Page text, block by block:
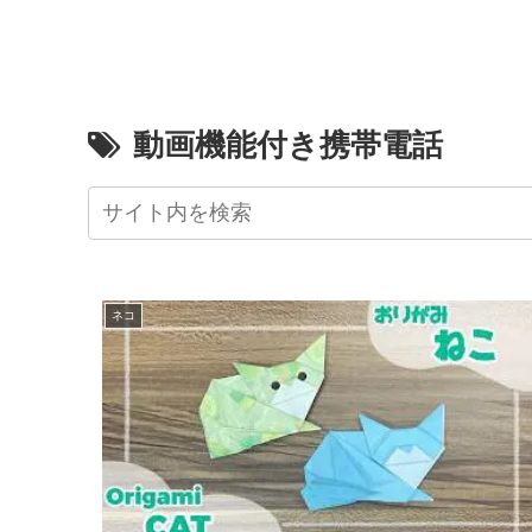
動画機能付き携帯電話
ネコ